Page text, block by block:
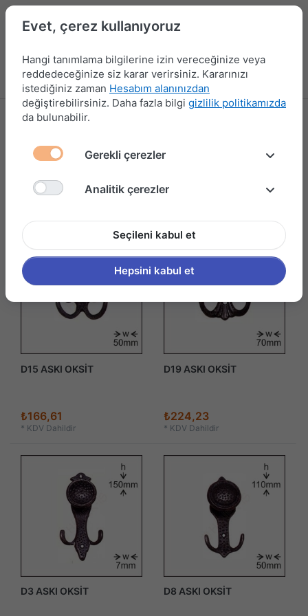
Menü Kampanyalar Yeni Ürünler Giriş yap
ASKI ÇEŞİTLERİ
4 ürün gösteriliyor
Filtrele ve Sırala
D15 ASKI OKSİT
₺166,61
* KDV Dahildir
D19 ASKI OKSİT
₺224,23
* KDV Dahildir
D3 ASKI OKSİT D8 ASKI OKSİT
Evet, çerez kullanıyoruz
Hangi tanımlama bilgilerine izin vereceğinize veya
reddedeceğinize siz karar verirsiniz. Kararınızı
istediğiniz zaman Hesabım alanınızdan
değiştirebilirsiniz. Daha fazla bilgi gizlilik politikamızda
da bulunabilir.
Gerekli çerezler
Analitik çerezler
Seçileni kabul et
Hepsini kabul et